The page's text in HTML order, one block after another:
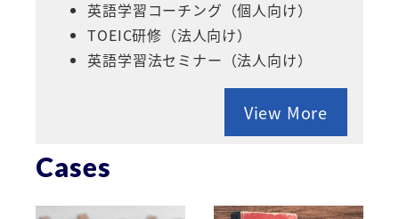
英語学習コーチング（個人向け）
TOEIC研修（法人向け）
英語学習法セミナー（法人向け）
View More
Cases